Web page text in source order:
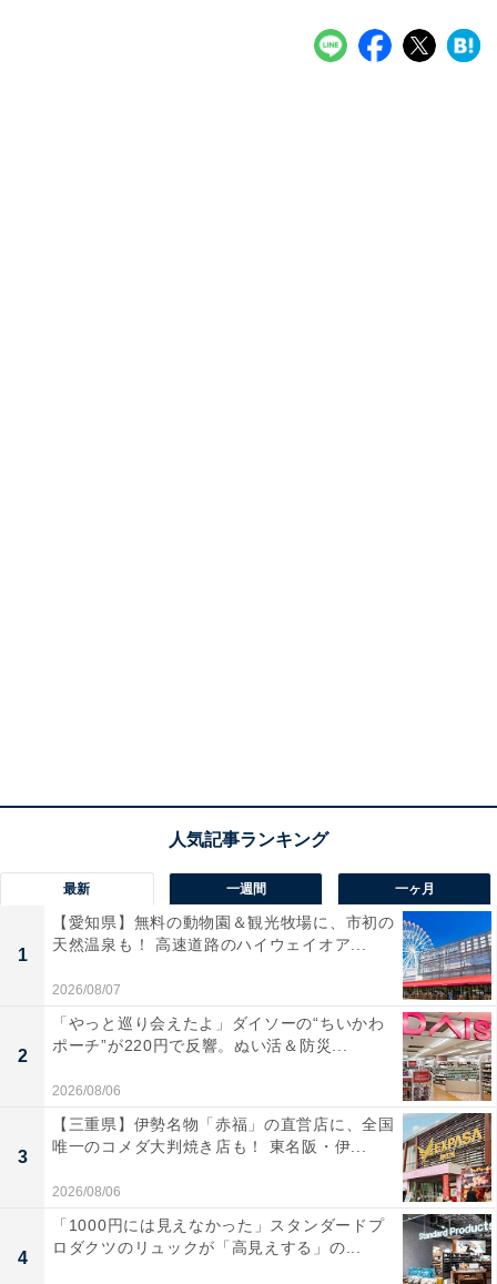
最新 一週間 一ヶ月
1
【愛知県】無料の動物園＆観光牧場に、市初の
天然温泉も！ 高速道路のハイウェイオア...
2026/08/07
2
「やっと巡り会えたよ」ダイソーの“ちいかわ
ポーチ”が220円で反響。ぬい活＆防災...
2026/08/06
3
【三重県】伊勢名物「赤福」の直営店に、全国
唯一のコメダ大判焼き店も！ 東名阪・伊...
2026/08/06
4
「1000円には見えなかった」スタンダードプ
ロダクツのリュックが「高見えする」の...